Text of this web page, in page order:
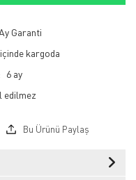
Garanti
kargoda
6 ay
Bu Ürünü Paylaş